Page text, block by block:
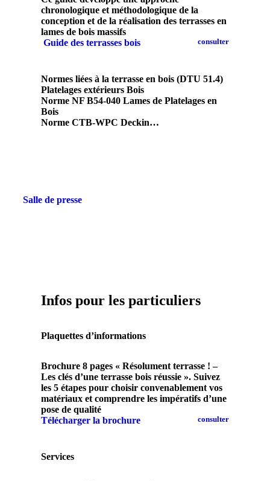
chronologique et méthodologique de la
conception et de la réalisation des terrasses en
lames de bois massifs
Guide des terrasses bois
Normes liées à la terrasse en bois (DTU 51.4)
Platelages extérieurs Bois
Norme NF B54-040 Lames de Platelages en
Bois
Norme CTB-WPC Deckin…
Salle de presse
Infos pour les particuliers
Plaquettes d’informations
Brochure 8 pages « Résolument terrasse ! –
Les clés d’une terrasse bois réussie ». Suivez
les 5 étapes pour choisir convenablement vos
matériaux et comprendre les impératifs d’une
pose de qualité
Télécharger la brochure
Services